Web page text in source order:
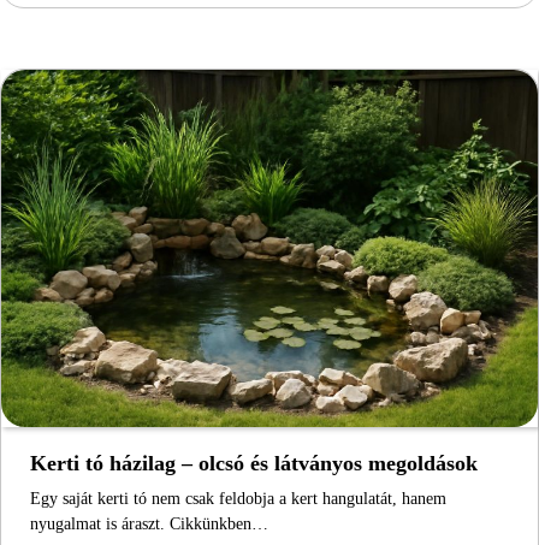
Kerti tó házilag – olcsó és látványos megoldások
Egy saját kerti tó nem csak feldobja a kert hangulatát, hanem
nyugalmat is áraszt. Cikkünkben…